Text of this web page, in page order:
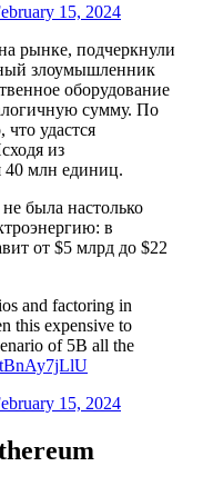
15, 2024
рынке, подчеркнули
злоумышленник
оборудование
сумму. По
удастся
из
40 млн единиц.
была настолько
в
от $5 млрд до $22
and factoring in
this expensive to
of 5B all the
15, 2024